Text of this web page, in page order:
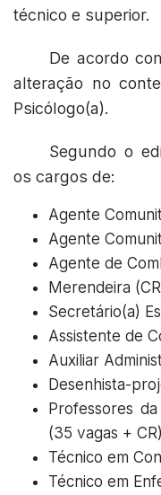
técnico e superior.
De acordo
alteração no
Psicólogo(a).
Segundo o
os cargos de:
Agente
Agente
Agente de
Merendeira
Secretário(a)
Assistente de
Auxiliar
Desenhista-
Professores
(35 vagas + CR)
Técnico em
Técnico em